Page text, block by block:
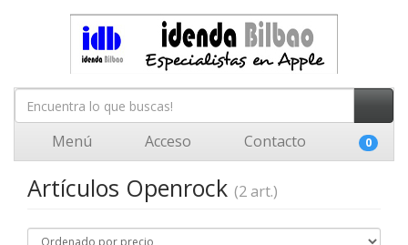
Menú Acceso Contacto 0
Artículos Openrock (2 art.)